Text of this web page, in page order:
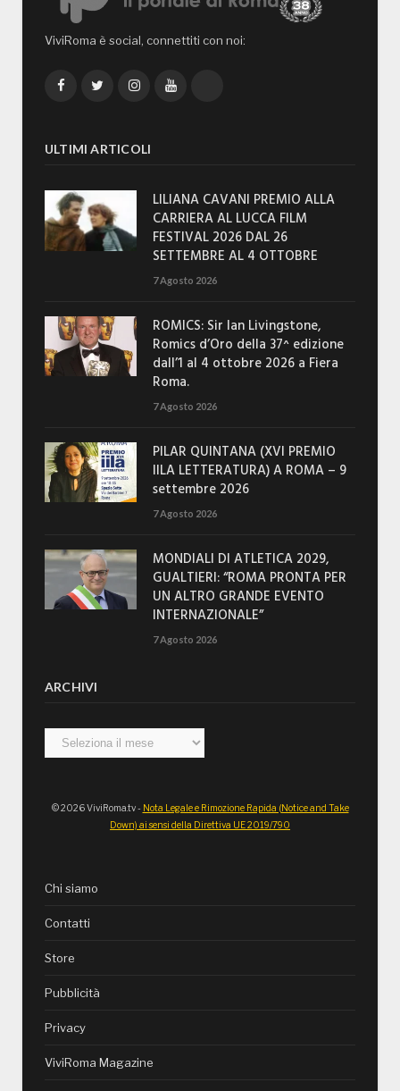
ViviRoma è social, connettiti con noi:
FacebookTwitterInstagramYouTube
ULTIMI ARTICOLI
LILIANA CAVANI PREMIO ALLA
CARRIERA AL LUCCA FILM
FESTIVAL 2026 DAL 26
SETTEMBRE AL 4 OTTOBRE
7 Agosto 2026
ROMICS: Sir Ian Livingstone,
Romics d’Oro della 37^ edizione
dall’1 al 4 ottobre 2026 a Fiera
Roma.
7 Agosto 2026
PILAR QUINTANA (XVI PREMIO
IILA LETTERATURA) A ROMA – 9
settembre 2026
7 Agosto 2026
MONDIALI DI ATLETICA 2029,
GUALTIERI: “ROMA PRONTA PER
UN ALTRO GRANDE EVENTO
INTERNAZIONALE”
7 Agosto 2026
ARCHIVI
Archivi
© 2026 ViviRoma.tv - Nota Legale e Rimozione Rapida (Notice and Take
Down) ai sensi della Direttiva UE 2019/790
Chi siamo
Contatti
Store
Pubblicità
Privacy
ViviRoma Magazine